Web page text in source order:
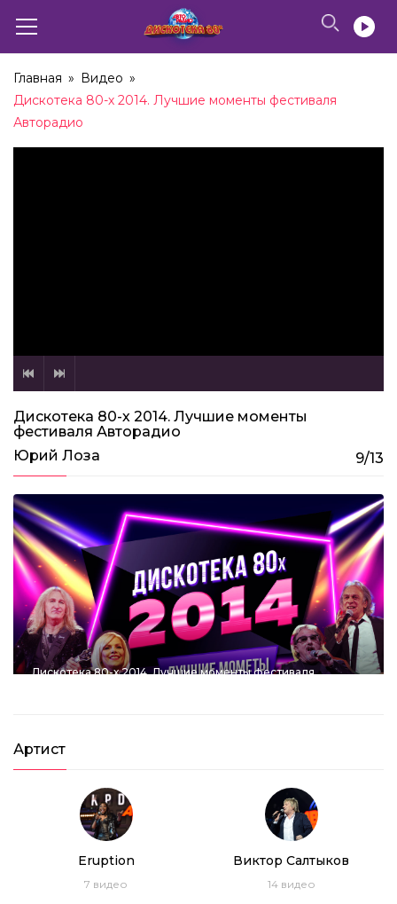
Главная » Видео »
Дискотека 80-х 2014. Лучшие моменты фестиваля
Авторадио
Дискотека 80-х 2014. Лучшие моменты
фестиваля Авторадио
Юрий Лоза
9/13
04:50
Юрий Лоза – Сто Часов (2009)
фестиваля Авторадио
Дискотека 80-х (2017) Полная версия
Дискотека 80-х 2014. Лучшие моменты фестиваля
02:26:56
Дискотека 80-х (2009) Фестиваль Авторадио
(DVDRip)
Дискотека 80-х 2017
Артист
Eruption
7 видео
Виктор Салтыков
14видео